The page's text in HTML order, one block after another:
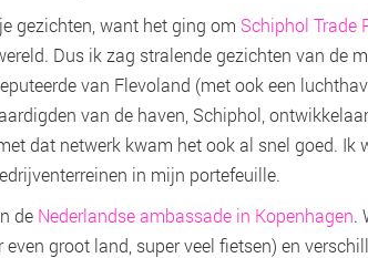
gezichten, want het ging om Schiphol Trade
Dus ik zag stralende gezichten van de
van Flevoland (met ook een
van de haven, Schiphol,
dat netwerk kwam het ook al snel goed. Ik
in mijn portefeuille.
de Nederlandse ambassade in Kopenhagen.
groot land, super veel fietsen) en